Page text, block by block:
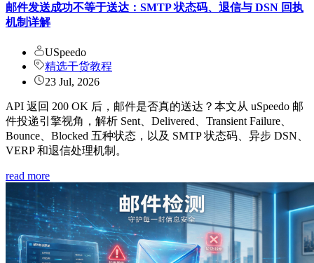
邮件发送成功不等于送达：SMTP 状态码、退信与 DSN 回执
机制详解
USpeedo
精选干货教程
23 Jul, 2026
API 返回 200 OK 后，邮件是否真的送达？本文从 uSpeedo 邮
件投递引擎视角，解析 Sent、Delivered、Transient Failure、
Bounce、Blocked 五种状态，以及 SMTP 状态码、异步 DSN、
VERP 和退信处理机制。
read more